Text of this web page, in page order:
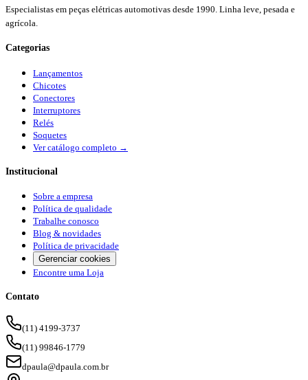
Especialistas em peças elétricas automotivas desde 1990. Linha leve, pesada e
agrícola.
Categorias
Lançamentos
Chicotes
Conectores
Interruptores
Relés
Soquetes
Ver catálogo completo →
Institucional
Sobre a empresa
Política de qualidade
Trabalhe conosco
Blog & novidades
Política de privacidade
Gerenciar cookies
Encontre uma Loja
Contato
(11) 4199-3737
(11) 99846-1779
dpaula@dpaula.com.br